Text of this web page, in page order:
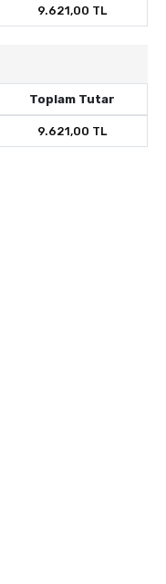
9.621,00 TL
Toplam Tutar
9.621,00 TL